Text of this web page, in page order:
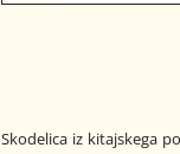
Skodelica iz kitajskega